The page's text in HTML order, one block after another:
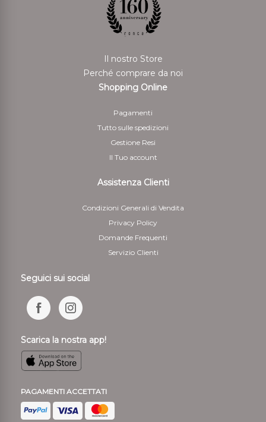
Il nostro Store
Perché comprare da noi
Shopping Online
Pagamenti
Tutto sulle spedizioni
Gestione Resi
Il Tuo account
Assistenza Clienti
Condizioni Generali di Vendita
Privacy Policy
Domande Frequenti
Servizio Clienti
Seguici sui social
Scarica la nostra app!
PAGAMENTI ACCETTATI